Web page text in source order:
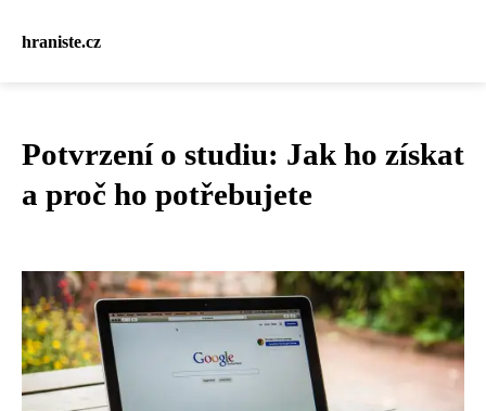
hraniste.cz
Potvrzení o studiu: Jak ho získat
a proč ho potřebujete